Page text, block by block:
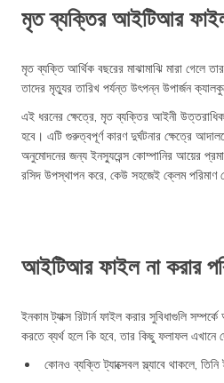
মৃত ব্যক্তির আইটিআর ফাইল
মৃত ব্যক্তি আর্থিক বছরের মাঝামাঝি মারা
তাদের মৃত্যুর তারিখ পর্যন্ত উৎপন্ন উপার্জন
এই ধরনের ক্ষেত্রে, মৃত ব্যক্তির আইনী
হবে। এটি গুরুত্বপূর্ণ কারণ দুর্ঘটনার ক্ষেত্রে
অনুমোদনের জন্য ইনস্যুরেন্স কোম্পানির আয়ের
রসিদ উপস্থাপন করে, কেউ সহজেই ক্লেম পরিমাণ
আইটিআর ফাইল না করার
ইনকাম ট্যাক্স রিটার্ন ফাইল করার সুবিধাগুলি
করতে ব্যর্থ হলে কি হবে, তার কিছু ফলাফল এখানে
কোনও ব্যক্তি ট্যাক্সেবল স্ল্যাবে থাকলে,